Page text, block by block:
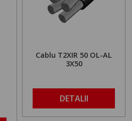
Cablu T2XIR 50 OL-AL
3X50
DETALII